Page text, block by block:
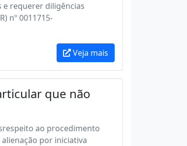
requerer diligências
nº 0011715-
Veja mais
que não
ao procedimento
por iniciativa